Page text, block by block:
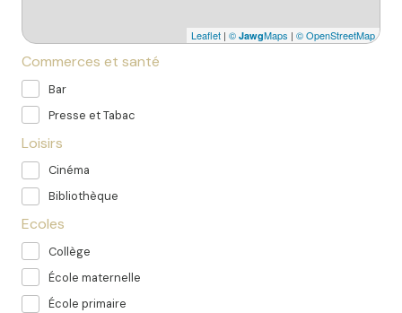
Leaflet | © JawgMaps | © OpenStreetMap
Commerces et santé
Bar
Presse et Tabac
Loisirs
Cinéma
Bibliothèque
Ecoles
Collège
École maternelle
École primaire